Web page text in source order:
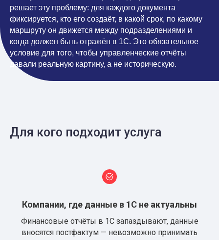
решает эту проблему: для каждого документа
фиксируется, кто его создаёт, в какой срок, по какому
маршруту он движется между подразделениями и
когда должен быть отражён в 1С. Это обязательное
условие для того, чтобы управленческие отчёты
давали реальную картину, а не историческую.
Для кого подходит услуга
Компании, где данные в 1С не актуальны
Финансовые отчёты в 1С запаздывают, данные
вносятся постфактум — невозможно принимать